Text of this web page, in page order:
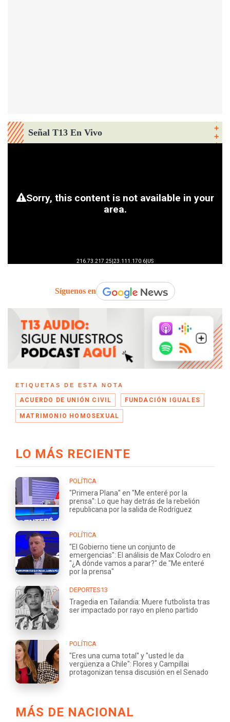
Señal T13 En Vivo
Síguenos en
ETIQUETAS DE ESTA NOTA
ACUERDO DE UNIÓN CIVIL FUNDACIÓN IGUALES
MATRIMONIO HOMOSEXUAL
LO MÁS RECIENTE
POLÍTICA
"Primera Plana" en "Me enteré por la
prensa": Lo que hay detrás de la rebelión
republicana por la salida de Rodríguez
POLÍTICA
"El Gobierno tiene un conjunto de
emergencias": El análisis de Max Colodro en
"¿A dónde vamos a parar?" de "Me enteré
por la prensa"
DEPORTES13
Tragedia en Tailandia: Muere futbolista tras
ser impactado por rayo en pleno partido
POLÍTICA
"Eres una cuma total" y "usted le da
vergüenza a Chile": Flores y Campillai
protagonizan tensa discusión en el Senado
MÁS DE NACIONAL